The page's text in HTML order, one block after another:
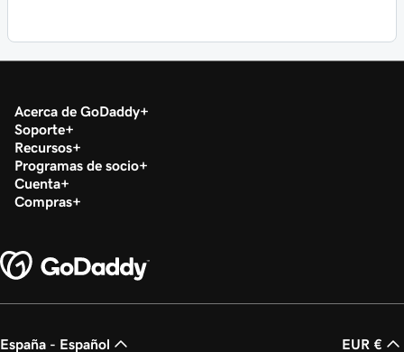
Acerca de GoDaddy
Soporte
Recursos
Programas de socio
Cuenta
Compras
España - Español EUR €